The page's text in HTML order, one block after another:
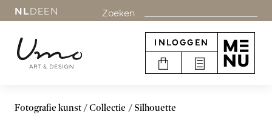
NLDEEN Zoeken
INLOGGEN
Fotografie kunst Collectie Silhouette